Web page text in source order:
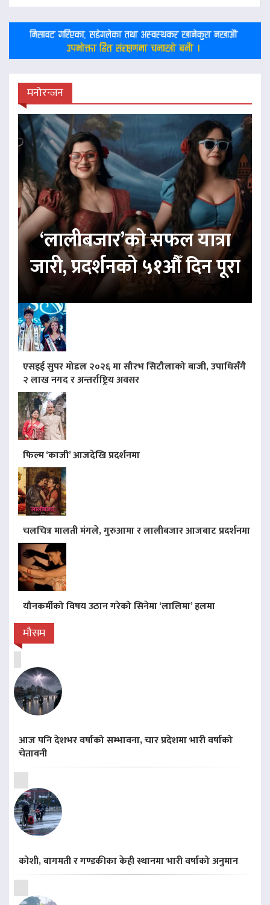
मनोरन्जन
‘लालीबजार’को सफल यात्रा
जारी, प्रदर्शनको ५१औँ दिन पूरा
एसइई सुपर मोडल २०२६ मा सौरभ सिटौलाको बाजी, उपाधिसँगै
२ लाख नगद र अन्तर्राष्ट्रिय अवसर
फिल्म ‘काजी’ आजदेखि प्रदर्शनमा
चलचित्र मालती मंगले, गुरुआमा र लालीबजार आजबाट प्रदर्शनमा
यौनकर्मीको विषय उठान गरेको सिनेमा ‘लालिमा’ हलमा
मौसम
आज पनि देशभर वर्षाको सम्भावना, चार प्रदेशमा भारी वर्षाको
चेतावनी
कोशी, बागमती र गण्डकीका केही स्थानमा भारी वर्षाको अनुमान